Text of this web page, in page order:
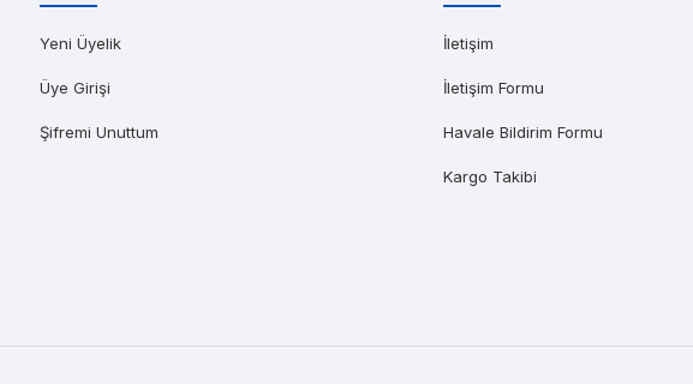
Yeni Üyelik
Üye Girişi
Şifremi Unuttum
İletişim
İletişim Formu
Havale Bildirim Formu
Kargo Takibi